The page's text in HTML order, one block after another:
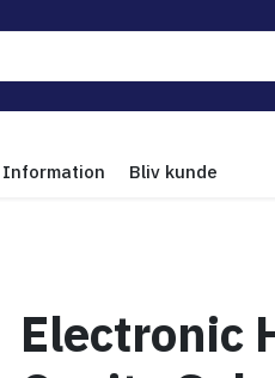
Information Bliv kunde
Electronic